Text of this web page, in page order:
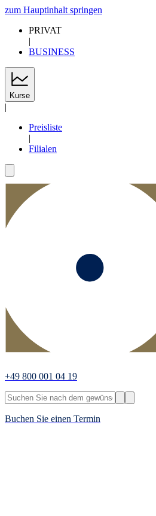
zum Hauptinhalt springen
PRIVAT
|
BUSINESS
Kurse
|
Preisliste
|
Filialen
+49 800 001 04 19
Buchen Sie einen Termin